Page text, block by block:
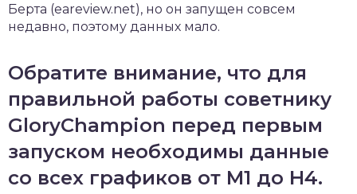
Берта (eareview.net), но он запущен совсем
недавно, поэтому данных мало.
Обратите внимание, что для
правильной работы советнику
GloryChampion перед первым
запуском необходимы данные
со всех графиков от М1 до Н4.